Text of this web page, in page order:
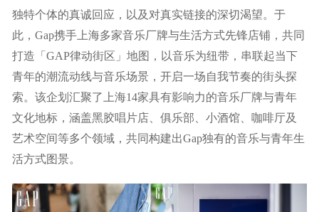
独特个体的真诚回应，以及对真实链接的深切渴望。于
此，Gap携手上海多家音乐厂牌与生活方式先锋店铺，共同
打造「GAP律动街区」地图，以音乐为纽带，串联起当下
青年的潮流动线与音乐场景，开启一场自我节奏的街头探
索。该企划汇聚了上海14家具有影响力的音乐厂牌与青年
文化地标，涵盖黑胶唱片店、俱乐部、小酒馆、咖啡厅及
艺术空间等多个领域，共同构建出Gap独有的音乐与青年生
活方式图景。